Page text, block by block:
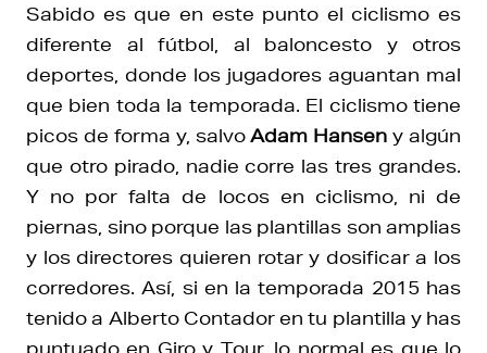
Sabido es que en este punto el ciclismo es
diferente al fútbol, al baloncesto y otros
deportes, donde los jugadores aguantan mal
que bien toda la temporada. El ciclismo tiene
picos de forma y, salvoAdam Hansen y algún
que otro pirado, nadie corre las tres grandes.
Y no por falta de locos en ciclismo, ni de
piernas, sino porque las plantillas son amplias
y los directores quieren rotar y dosificar a los
corredores. Así, si en la temporada 2015 has
tenido a Alberto Contador en tu plantilla y has
puntuado en Giro y Tour, lo normal es que lo